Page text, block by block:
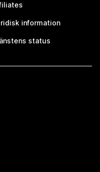
information
status